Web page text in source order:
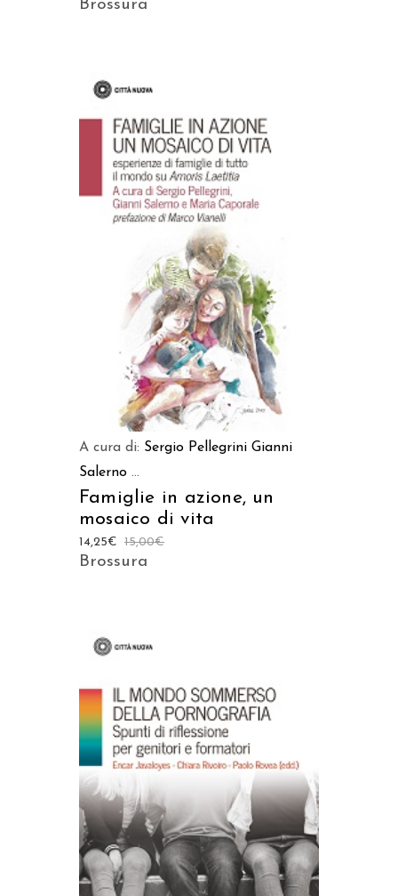
Brossura
AGGIUNGI AL CARRELLO
A cura di: Sergio Pellegrini Gianni
Salerno ...
Famiglie in azione, un
mosaico di vita
15,00€
14,25€
Brossura
AGGIUNGI AL CARRELLO